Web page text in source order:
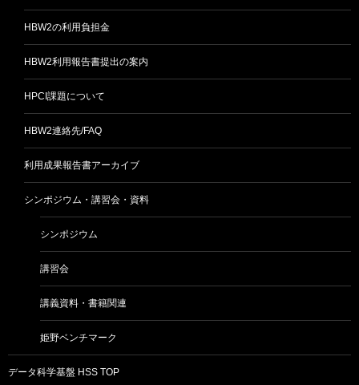
HBW2の利用負担金
HBW2利用報告書提出の案内
HPCI課題について
HBW2連絡先/FAQ
利用成果報告書アーカイブ
シンポジウム・講習会・資料
シンポジウム
講習会
講義資料・書籍関連
姫野ベンチマーク
データ科学基盤 HSS TOP